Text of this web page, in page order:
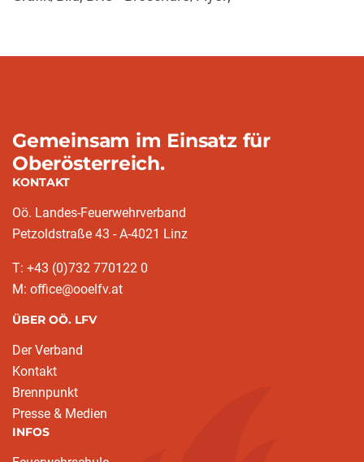
Gemeinsam im Einsatz für
Oberösterreich.
KONTAKT
Oö. Landes-Feuerwehrverband
Petzoldstraße 43 - A-4021 Linz
T: +43 (0)732 770122 0
M: office@ooelfv.at
ÜBER OÖ. LFV
Der Verband
Kontakt
Brennpunkt
Presse & Medien
INFOS